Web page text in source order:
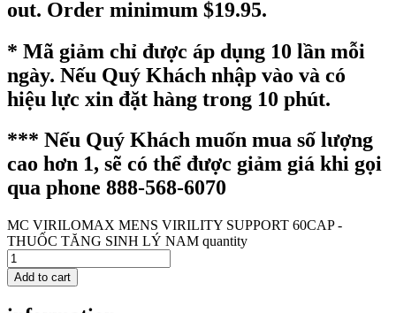
out. Order minimum $19.95.
* Mã giảm chỉ được áp dụng 10 lần mỗi
ngày. Nếu Quý Khách nhập vào và có
hiệu lực xin đặt hàng trong 10 phút.
*** Nếu Quý Khách muốn mua số lượng
cao hơn 1, sẽ có thể được giảm giá khi gọi
qua phone 888-568-6070
MC VIRILOMAX MENS VIRILITY SUPPORT 60CAP -
THUỐC TĂNG SINH LÝ NAM quantity
Add to cart